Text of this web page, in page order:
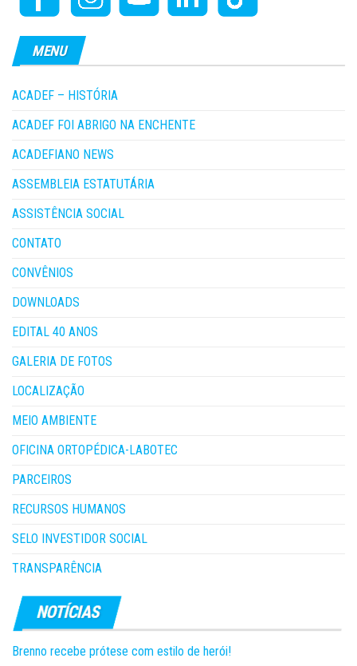
MENU
ACADEF – HISTÓRIA
ACADEF FOI ABRIGO NA ENCHENTE
ACADEFIANO NEWS
ASSEMBLEIA ESTATUTÁRIA
ASSISTÊNCIA SOCIAL
CONTATO
CONVÊNIOS
DOWNLOADS
EDITAL 40 ANOS
GALERIA DE FOTOS
LOCALIZAÇÃO
MEIO AMBIENTE
OFICINA ORTOPÉDICA-LABOTEC
PARCEIROS
RECURSOS HUMANOS
SELO INVESTIDOR SOCIAL
TRANSPARÊNCIA
Brenno recebe prótese com estilo de herói!